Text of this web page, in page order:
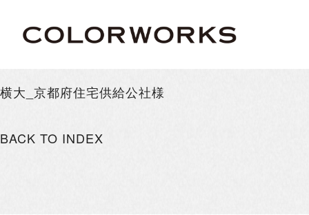
横大_京都府住宅供給公社様
BACK TO INDEX